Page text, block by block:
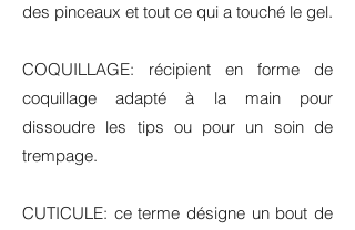
des pinceaux et tout ce qui a touché le gel.
COQUILLAGE: récipient en forme de
coquillage adapté à la main pour
dissoudre les tips ou pour un soin de
trempage.
CUTICULE: ce terme désigne un bout de